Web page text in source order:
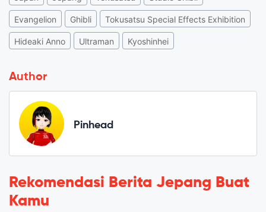
Evangelion Ghibli Tokusatsu Special Effects Exhibition
Hideaki Anno Ultraman Kyoshinhei
Author
Pinhead
Rekomendasi Berita Jepang Buat
Kamu